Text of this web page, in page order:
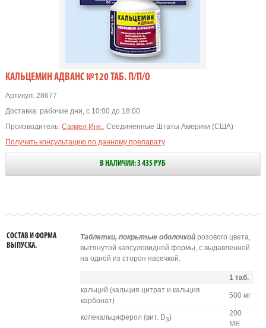
КАЛЬЦЕМИН АДВАНС №120 ТАБ. П/П/О
Артикул:28677
Доставка: рабочие дни, с 10:00 до 18:00
Производитель: Сагмел Инк., Соединенные Штаты Америки (США)
Получить консультацию по данному препарату
В НАЛИЧИИ: 3 435 РУБ
СОСТАВ И ФОРМА
ВЫПУСКА.
Таблетки, покрытые оболочкойрозового цвета,
вытянутой капсуловидной формы, с выдавленной
на одной из сторон насечкой.
1 таб.
кальций (кальция цитрат и кальция
карбонат)
500 мг
колекальциферол (вит. D3)
200
МЕ